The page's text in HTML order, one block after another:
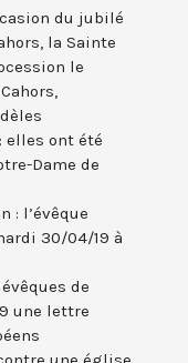
du jubilé
la Sainte
le
elles ont été
Dame de
: l’évêque
30/04/19 à
de
une lettre